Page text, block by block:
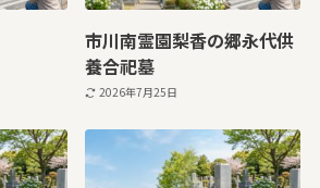
市川南霊園梨香の郷永代供
養合祀墓
2026年7月25日